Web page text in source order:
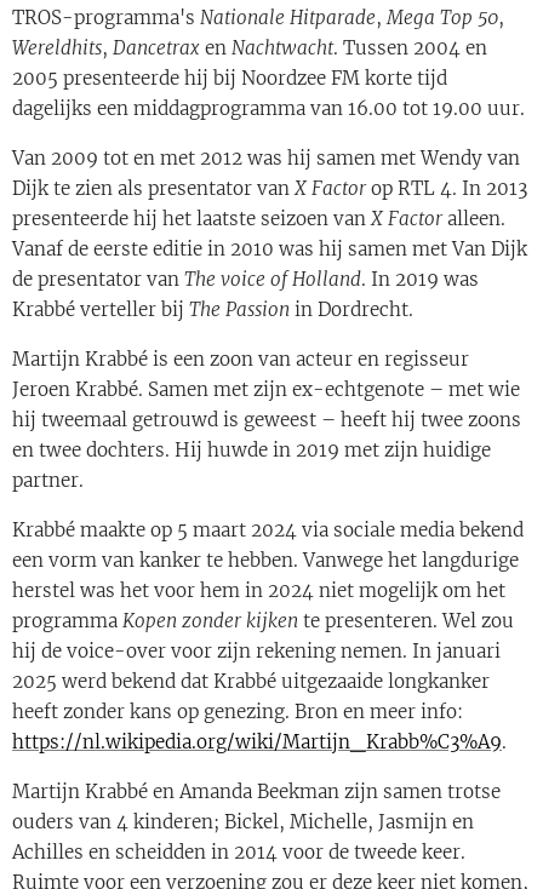
TROS-programma's Nationale Hitparade,Mega Top 50,
Wereldhits, Dancetrax en Nachtwacht. Tussen 2004 en
2005 presenteerde hij bij Noordzee FM korte tijd
dagelijks een middagprogramma van 16.00 tot 19.00 uur.
Van 2009 tot en met 2012 was hij samen met Wendy van
Dijk te zien als presentator vanX Factorop RTL 4. In 2013
presenteerde hij het laatste seizoen vanX Factoralleen.
Vanaf de eerste editie in 2010 was hij samen met Van Dijk
de presentator van The voice of Holland. In 2019 was
Krabbé verteller bij The Passion in Dordrecht.
Martijn Krabbé is een zoon van acteur en regisseur
Jeroen Krabbé. Samen met zijn ex-echtgenote – met wie
hij tweemaal getrouwd is geweest – heeft hij twee zoons
en twee dochters. Hij huwde in 2019 met zijn huidige
partner.
Krabbé maakte op 5 maart 2024 via sociale media bekend
een vorm van kanker te hebben. Vanwege het langdurige
herstel was het voor hem in 2024 niet mogelijk om het
programma Kopen zonder kijken te presenteren. Wel zou
hij de voice-over voor zijn rekening nemen. In januari
2025 werd bekend dat Krabbé uitgezaaide longkanker
heeft zonder kans op genezing. Bron en meer info:
https://nl.wikipedia.org/wiki/Martijn_Krabb%C3%A9.
Martijn Krabbé en Amanda Beekman zijn samen trotse
ouders van 4 kinderen; Bickel, Michelle, Jasmijn en
Achilles en scheidden in 2014 voor de tweede keer.
Ruimte voor een verzoening zou er deze keer niet komen,